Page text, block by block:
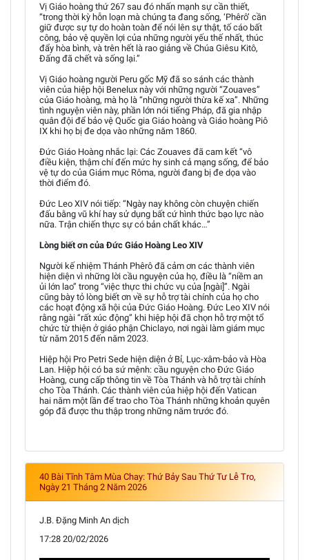
Vị Giáo hoàng thứ 267 sau đó nhấn mạnh sự cần thiết,
“trong thời kỳ hỗn loạn mà chúng ta đang sống, ‘Phêrô’ cần
giữ được sự tự do hoàn toàn để nói lên sự thật, tố cáo bất
công, bảo vệ quyền lợi của những người yếu thế nhất, thúc
đẩy hòa bình, và trên hết là rao giảng về Chúa Giêsu Kitô,
Đấng đã chết và sống lại.”
Vị Giáo hoàng người Peru gốc Mỹ đã so sánh các thành
viên của hiệp hội Benelux này với những người “Zouaves”
của Giáo hoàng, mà họ là “những người thừa kế xa”. Những
tình nguyện viên này, phần lớn nói tiếng Pháp, đã gia nhập
quân đội để bảo vệ Quốc gia Giáo hoàng và Giáo hoàng Piô
IX khi họ bị đe dọa vào những năm 1860.
Đức Giáo Hoàng nhắc lại: Các Zouaves đã cam kết “vô
điều kiện, thậm chí đến mức hy sinh cả mạng sống, để bảo
vệ tự do của Giám mục Rôma, người đang bị đe dọa vào
thời điểm đó.
Đức Leo XIV nói tiếp: “Ngày nay không còn chuyện chiến
đấu bằng vũ khí hay sử dụng bất cứ hình thức bạo lực nào
nữa. Trận chiến thực sự có bản chất khác…”
Lòng biết ơn của Đức Giáo Hoàng Leo XIV
Người kế nhiệm Thánh Phêrô đã cảm ơn các thành viên
hiện diện vì những lời cầu nguyện của họ, điều là “niềm an
ủi lớn lao” trong “việc thực thi chức vụ của [ngài]”. Ngài
cũng bày tỏ lòng biết ơn về sự hỗ trợ tài chính của họ cho
các hoạt động xã hội của Đức Giáo Hoàng. Đức Leo XIV nói
rằng ngài “rất xúc động” khi hiệp hội đã chọn hỗ trợ một tổ
chức từ thiện ở giáo phận Chiclayo, nơi ngài làm giám mục
từ năm 2015 đến năm 2023.
Hiệp hội Pro Petri Sede hiện diện ở Bỉ, Lục-xâm-bảo và Hòa
Lan. Hiệp hội có ba sứ mệnh: cầu nguyện cho Đức Giáo
Hoàng, cung cấp thông tin về Tòa Thánh và hỗ trợ tài chính
cho Tòa Thánh. Các thành viên của hiệp hội đến Vatican
hai năm một lần để trao cho Tòa Thánh những khoản quyên
góp đã được thu thập trong những năm trước đó.
40 Bài Tĩnh Tâm Mùa Chay: Thứ Bảy Sau Thứ Tư Lễ Tro,
Ngày 21 Tháng 2 Năm 2026
J.B. Đặng Minh An dịch
17:28 20/02/2026